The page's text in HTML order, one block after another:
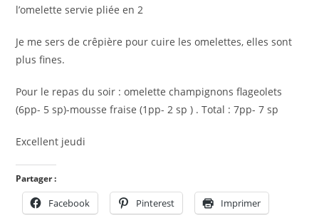
l’omelette servie pliée en 2
Je me sers de crêpière pour cuire les omelettes, elles sont
plus fines.
Pour le repas du soir : omelette champignons flageolets
(6pp- 5 sp)-mousse fraise (1pp- 2 sp ) . Total : 7pp- 7 sp
Excellent jeudi
Partager :
Facebook Pinterest Imprimer